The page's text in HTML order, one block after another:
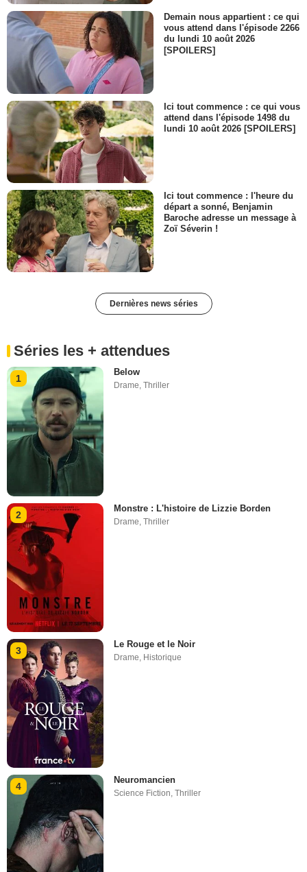
Demain nous appartient : ce qui
vous attend dans l'épisode 2266
du lundi 10 août 2026
[SPOILERS]
Ici tout commence : ce qui vous
attend dans l'épisode 1498 du
lundi 10 août 2026 [SPOILERS]
Ici tout commence : l'heure du
départ a sonné, Benjamin
Baroche adresse un message à
Zoï Séverin !
Dernières news séries
Séries les + attendues
1
Below
Drame,Thriller
2
Monstre : L'histoire de Lizzie Borden
Drame ,Thriller
3
Le Rouge et le Noir
Drame, Historique
4
Neuromancien
Science Fiction,Thriller